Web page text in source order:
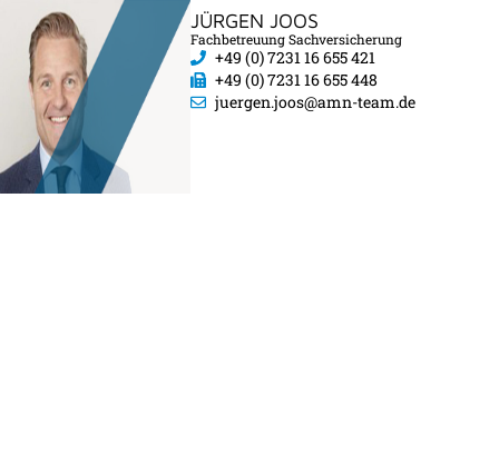
JÜRGEN JOOS
Fachbetreuung Sachversicherung
+49 (0) 7231 16 655 421
+49 (0) 7231 16 655 448
juergen.joos@amn-team.de